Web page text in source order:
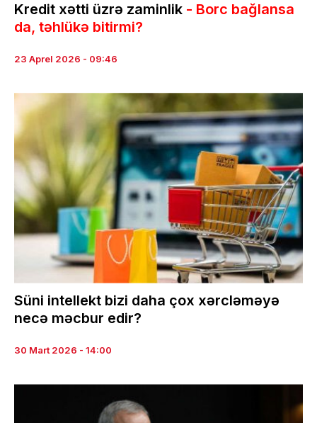
Kredit xətti üzrə zaminlik - Borc bağlansa
da, təhlükə bitirmi?
23 Aprel 2026 - 09:46
Süni intellekt bizi daha çox xərcləməyə
necə məcbur edir?
30 Mart 2026 - 14:00